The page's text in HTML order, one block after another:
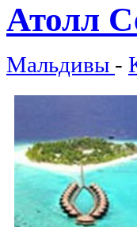
Атолл
Мальдивы -